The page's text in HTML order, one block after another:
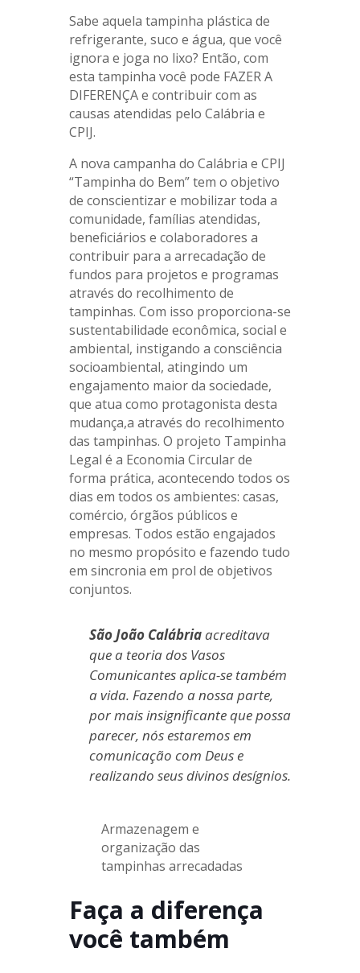
Sabe aquela tampinha plástica de
refrigerante, suco e água, que você
ignora e joga no lixo? Então, com
esta tampinha você pode FAZER A
DIFERENÇA e contribuir com as
causas atendidas pelo Calábria e
CPIJ.
A nova campanha do Calábria e CPIJ
“Tampinha do Bem” tem o objetivo
de conscientizar e mobilizar toda a
comunidade, famílias atendidas,
beneficiários e colaboradores a
contribuir para a arrecadação de
fundos para projetos e programas
através do recolhimento de
tampinhas. Com isso proporciona-se
sustentabilidade econômica, social e
ambiental, instigando a consciência
socioambiental, atingindo um
engajamento maior da sociedade,
que atua como protagonista desta
mudança,a através do recolhimento
das tampinhas. O projeto Tampinha
Legal é a Economia Circular de
forma prática, acontecendo todos os
dias em todos os ambientes: casas,
comércio, órgãos públicos e
empresas. Todos estão engajados
no mesmo propósito e fazendo tudo
em sincronia em prol de objetivos
conjuntos.
São João Calábriaacreditava
que a teoria dos Vasos
Comunicantes aplica-se também
a vida. Fazendo a nossa parte,
por mais insignificante que possa
parecer, nós estaremos em
comunicação com Deus e
realizando seus divinos desígnios.
Armazenagem e
organização das
tampinhas arrecadadas
Faça a diferença
você também